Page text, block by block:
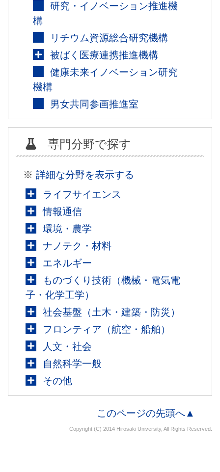
研究・イノベーション推進機
構
リチウム資源総合研究機構
被ばく医療連携推進機構
健康未来イノベーション研究
機構
男女共同参画推進室
専門分野で探す
※ 詳細な分野を表示する
ライフサイエンス
情報通信
環境・農学
ナノテク・材料
エネルギー
ものづくり技術（機械・電気電
子・化学工学）
社会基盤（土木・建築・防災）
フロンティア（航空・船舶）
人文・社会
自然科学一般
その他
このページの先頭へ▲
Copyright (C) 2014 Hirosaki University, All Rights Reserved.